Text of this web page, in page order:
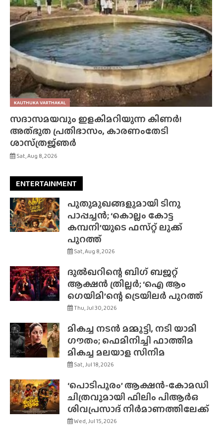
KAUTHUKA VARTHAKAL
സദാസമയവും ഇളകിമറിയുന്ന കിണർ!
അത്‌ഭുത പ്രതിഭാസം, കാരണംതേടി
ശാസ്‌ത്രജ്‌ഞർ
Sat, Aug 8, 2026
ENTERTAINMENT
പുതുമുഖങ്ങളുമായി ടിനു
പാപ്പച്ചൻ; ‘കൊല്ലം കോട്ട
കമ്പനി’യുടെ ഫസ്‌റ്റ് ലുക്ക്
പുറത്ത്
Sat, Aug 8, 2026
ദുൽഖറിന്റെ ബിഗ് ബജറ്റ്
ആക്ഷൻ ത്രില്ലർ; ‘ഐ ആം
ഗെയിമി’ന്റെ ട്രെയിലർ പുറത്ത്
Thu, Jul 30, 2026
മികച്ച നടൻ മമ്മൂട്ടി, നടി യാമി
ഗൗതം; ഫെമിനിച്ചി ഫാത്തിമ
മികച്ച മലയാള സിനിമ
Sat, Jul 18, 2026
‘പൊടിപൂരം’ ആക്ഷൻ-കോമഡി
ചിത്രവുമായി ഫിലിം പിആർഒ
ശിവപ്രസാദ് നിർമാണത്തിലേക്ക്
Wed, Jul 15, 2026